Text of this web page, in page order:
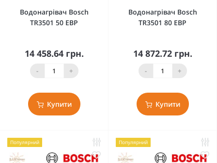
Водонагрівач Bosch
TR3501 50 EBP
14 458.64 грн.
- +
Купити
Водонагрівач Bosch
TR3501 80 EBP
14 872.72 грн.
- +
Купити
Популярний Популярний